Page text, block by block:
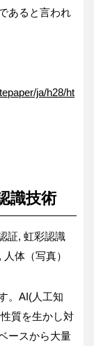
あると言われ
ja/h28/ht
識技術
。AI(人工知
質を生かし対
ースから大量